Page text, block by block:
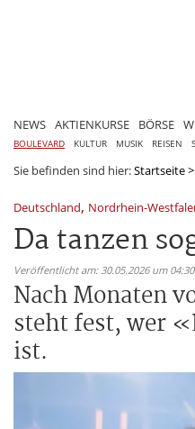
NEWS AKTIENKURSE BÖRSE
BOULEVARD KULTUR MUSIK REISEN
Sie befinden sind hier:Startseite>
Deutschland, Nordrhein-
Da tanzen
Veröffentlicht am: 30.05.2026 um
Nach Monaten
steht fest, wer
ist.